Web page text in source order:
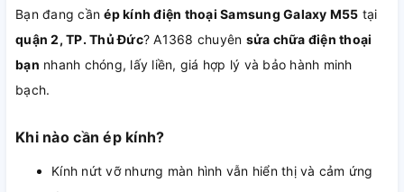
Bạn đang cầnép kính điện thoại Samsung Galaxy M55 tại
quận 2, TP. Thủ Đức? A1368 chuyên sửa chữa điện thoại
bạn nhanh chóng, lấy liền, giá hợp lý và bảo hành minh
bạch.
Khi nào cần ép kính?
Kính nứt vỡ nhưng màn hình vẫn hiển thị và cảm ứng